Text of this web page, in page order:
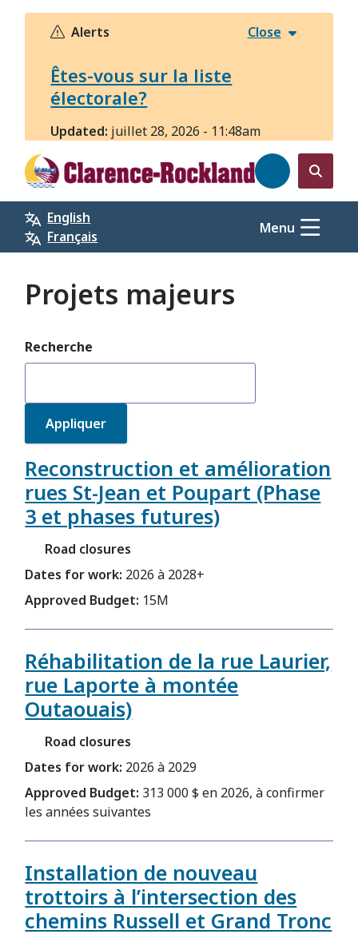
Aller
principal
Alerts Close
Êtes-vous sur la liste
électorale?
Updated: juillet 28, 2026 - 11:48am
Open
the
search
form
English
Français
Menu
Projets majeurs
Recherche
Reconstruction et amélioration
rues St-Jean et Poupart (Phase
3 et phases futures)
Road closures
Dates for work: 2026 à 2028+
Approved Budget: 15M
Réhabilitation de la rue Laurier,
rue Laporte à montée
Outaouais)
Road closures
Dates for work: 2026 à 2029
Approved Budget: 313 000 $ en 2026, à confirmer
les années suivantes
Installation de nouveau
trottoirs à l’intersection des
chemins Russell et Grand Tronc